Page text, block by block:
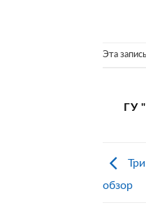
Эта
ГУ
обзор